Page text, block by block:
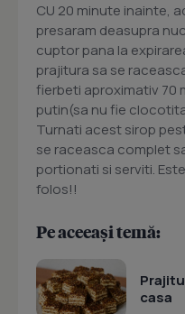
CU 20 minute inainte,
presaram deasupra
cuptor pana la
prajitura sa se
fierbeti aproximativ 70
putin(sa nu fie
Turnati acest sirop
se raceasca complet
portionati si serviti.
folos!!
Pe aceeași temă:
casa